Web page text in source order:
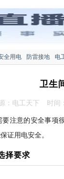
全用电 防雷接地 电
卫生
：电工天下 时间
注意的安全事项
证用电安全。
择要求